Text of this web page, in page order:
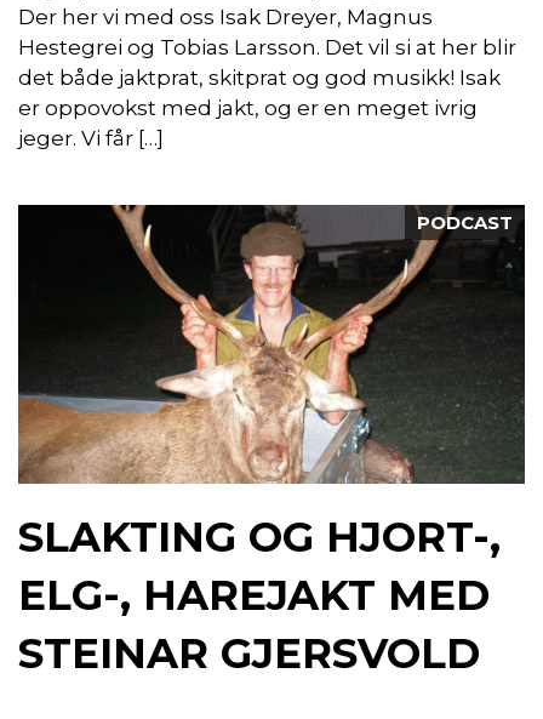
Der her vi med oss Isak Dreyer, Magnus
Hestegrei og Tobias Larsson. Det vil si at her blir
det både jaktprat, skitprat og god musikk! Isak
er oppovokst med jakt, og er en meget ivrig
jeger. Vi får […]
PODCAST
SLAKTING OG HJORT-,
ELG-, HAREJAKT MED
STEINAR GJERSVOLD